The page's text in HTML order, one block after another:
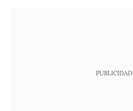
PUBLICIDAD